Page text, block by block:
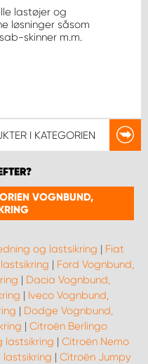
lastøjer og
løsninger såsom
skinner m.m.
I KATEGORIEN
VOGNBUND,
og lastsikring | Fiat
| Ford Vognbund,
| Dacia Vognbund,
| Iveco Vognbund,
| Dodge Vognbund,
| Citroën Berlingo
lastsikring | Citroën Nemo
| Citroën Jumpy